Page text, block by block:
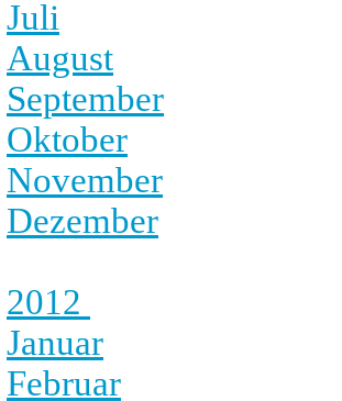
Juli
August
September
Oktober
November
Dezember
2012
Januar
Februar